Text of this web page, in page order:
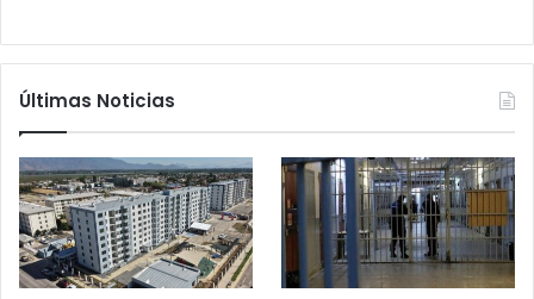
Últimas Noticias